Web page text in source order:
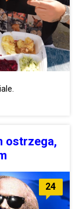
ostrzega,
24